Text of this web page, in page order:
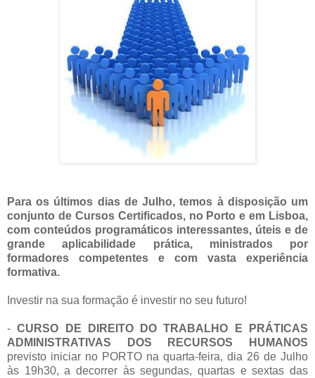
Para os últimos dias de Julho, temos à disposição um
conjunto de Cursos Certificados, no Porto e em Lisboa,
com conteúdos programáticos interessantes, úteis e de
grande aplicabilidade prática, ministrados por
formadores competentes e com vasta experiência
formativa.
Investir na sua formação é investir no seu futuro!
-CURSO DE DIREITO DO TRABALHO E PRÁTICAS
ADMINISTRATIVAS DOS RECURSOS HUMANOS
previsto iniciar no PORTO na quarta-feira, dia 26 de Julho
às 19h30, a decorrer às segundas, quartas e sextas das